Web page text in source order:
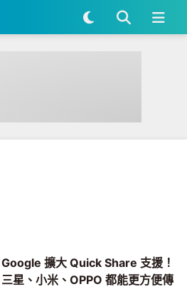
Google 擴大 Quick Share 支援！
三星、小米、OPPO 都能更方便傳